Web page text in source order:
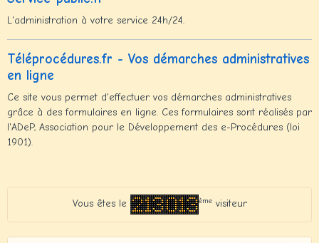
L'administration à votre service 24h/24.
Téléprocédures.fr - Vos démarches administratives
en ligne
Ce site vous permet d'effectuer vos démarches administratives
grâce à des formulaires en ligne. Ces formulaires sont réalisés par
l'ADeP, Association pour le Développement des e-Procédures (loi
1901).
Vous êtes le èmevisiteur